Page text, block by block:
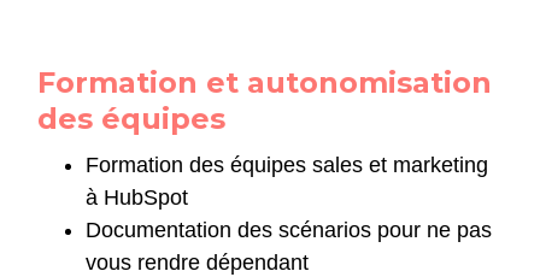
Formation et autonomisation
des équipes
Formation des équipes sales et marketing
à HubSpot
Documentation des scénarios pour ne pas
vous rendre dépendant